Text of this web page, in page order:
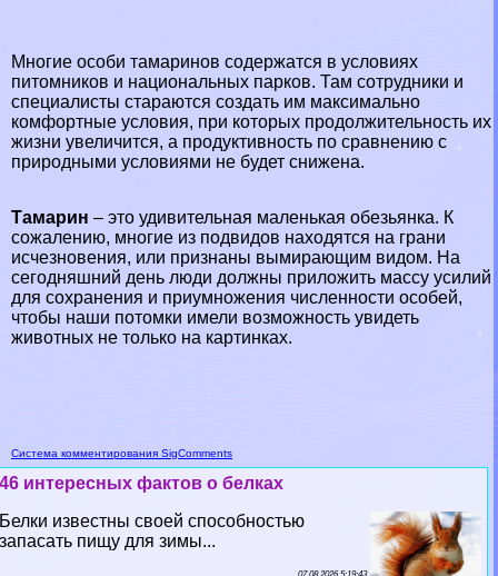
Многие особи тамаринов содержатся в условиях
питомников и национальных парков. Там сотрудники и
специалисты стараются создать им максимально
комфортные условия, при которых продолжительность их
жизни увеличится, а продуктивность по сравнению с
природными условиями не будет снижена.
Тамарин – это удивительная маленькая обезьянка. К
сожалению, многие из подвидов находятся на грани
исчезновения, или признаны вымирающим видом. На
сегодняшний день люди должны приложить массу усилий
для сохранения и приумножения численности особей,
чтобы наши потомки имели возможность увидеть
животных не только на картинках.
Система комментирования SigComments
46 интересных фактов о белках
Белки известны своей способностью
запасать пищу для зимы...